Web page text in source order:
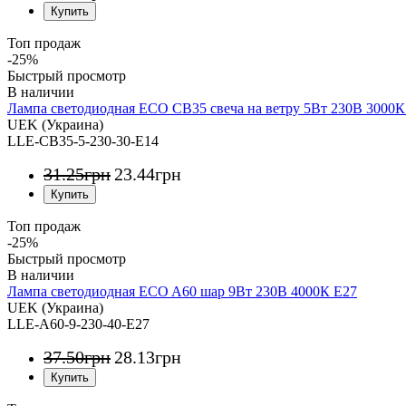
Топ продаж
-25%
Быстрый просмотр
Лампа светодиодная ECO CB35 свеча на ветру 5Вт 230В
UEK (Украина)
LLE-CB35-5-230-30-E14
31.25грн 23.44грн
Топ продаж
-25%
Быстрый просмотр
Лампа светодиодная ECO A60 шар 9Вт 230В 4000К E27
UEK (Украина)
LLE-A60-9-230-40-E27
37.50грн 28.13грн